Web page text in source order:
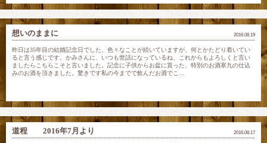
2016.08.19
想いのままに
昨日は35年目の結婚記念日でした、色々なことが続いていますが、何とかたどり着いてい
ると言う感じです。かみさんに、いつも世話になっているね、これからもよろしくと言い
ましたらこちらこそと言いました。記念に子供からお盆に貰った、特別のお酒寒九の仕込
みのお酒を頂きました。驚きです私の今までで飲んだお酒でこ...
2016.08.17
道程 2016年7月より